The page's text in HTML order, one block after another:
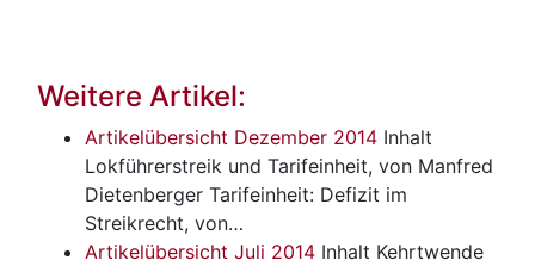
Weitere Artikel:
Artikelübersicht Dezember 2014 Inhalt
Lokführerstreik und Tarifeinheit, von Manfred
Dietenberger Tarifeinheit: Defizit im
Streikrecht, von…
Artikelübersicht Juli 2014 Inhalt Kehrtwende